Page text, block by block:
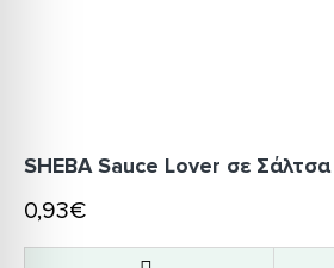
SHEBA Sauce Lover σε
0,93€